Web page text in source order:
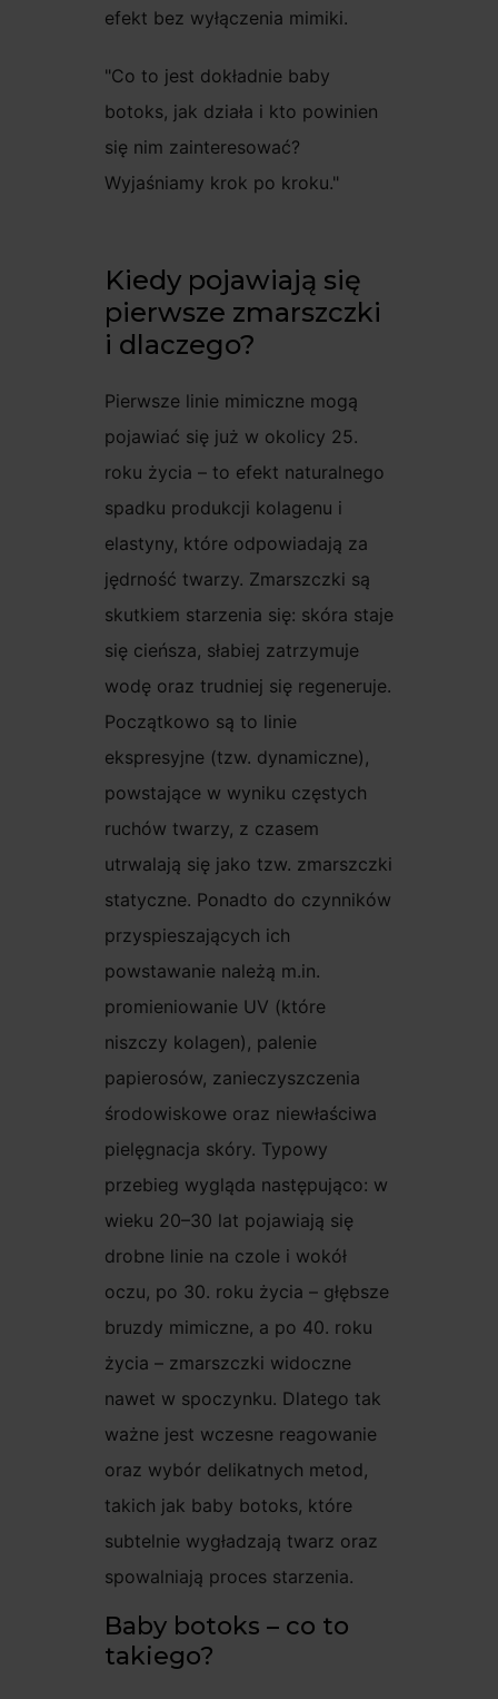
efekt bez wyłączenia mimiki.
Co to jest dokładnie baby
botoks, jak działa i kto powinien
się nim zainteresować?
Wyjaśniamy krok po kroku.
Kiedy pojawiają się
pierwsze zmarszczki
i dlaczego?
Pierwsze linie mimiczne mogą
pojawiać się już w okolicy 25.
roku życia – to efekt naturalnego
spadku produkcji kolagenu i
elastyny, które odpowiadają za
jędrność twarzy. Zmarszczki są
skutkiem starzenia się: skóra staje
się cieńsza, słabiej zatrzymuje
wodę oraz trudniej się regeneruje.
Początkowo są to linie
ekspresyjne (tzw. dynamiczne),
powstające w wyniku częstych
ruchów twarzy, z czasem
utrwalają się jako tzw. zmarszczki
statyczne. Ponadto do czynników
przyspieszających ich
powstawanie należą m.in.
promieniowanie UV (które
niszczy kolagen), palenie
papierosów, zanieczyszczenia
środowiskowe oraz niewłaściwa
pielęgnacja skóry. Typowy
przebieg wygląda następująco: w
wieku 20–30 lat pojawiają się
drobne linie na czole i wokół
oczu, po 30. roku życia – głębsze
bruzdy mimiczne, a po 40. roku
życia – zmarszczki widoczne
nawet w spoczynku. Dlatego tak
ważne jest wczesne reagowanie
oraz wybór delikatnych metod,
takich jak baby botoks, które
subtelnie wygładzają twarz oraz
spowalniają proces starzenia.
Baby botoks – co to
takiego?